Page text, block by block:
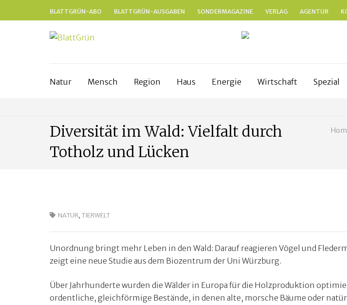
BLATTGRÜN-ABO BLATTGRÜN-AUSGABEN SONDERMAGAZINE VERLAG AGENTUR
Natur Mensch Region Haus Energie Wirtschaft Spezial
Diversität im Wald: Vielfalt durch
Totholz und Lücken
NATUR, TIERWELT
Unordnung bringt mehr Leben in den Wald: Darauf reagieren Vögel und
zeigt eine neue Studie aus dem Biozentrum der Uni Würzburg.
Über Jahrhunderte wurden die Wälder in Europa für die Holzproduktion
ordentliche, gleichförmige Bestände, in denen alte, morsche Bäume oder